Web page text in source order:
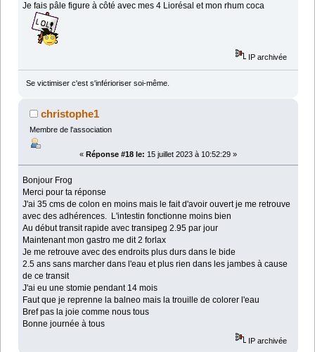
Je fais pâle figure à côté avec mes 4 Liorésal et mon rhum coca
IP archivée
Se victimiser c'est s'inférioriser soi-même.
christophe1
Membre de l'association
« Réponse #18 le: 15 juillet 2023 à 10:52:29 »
Bonjour Frog
Merci pour ta réponse
J'ai 35 cms de colon en moins mais le fait d'avoir ouvert je me retrouve
avec des adhérences. L'intestin fonctionne moins bien
Au début transit rapide avec transipeg 2.95 par jour
Maintenant mon gastro me dit 2 forlax
Je me retrouve avec des endroits plus durs dans le bide
2.5 ans sans marcher dans l'eau et plus rien dans les jambes à cause
de ce transit
J'ai eu une stomie pendant 14 mois
Faut que je reprenne la balneo mais la trouille de colorer l'eau
Bref pas la joie comme nous tous
Bonne journée à tous
IP archivée